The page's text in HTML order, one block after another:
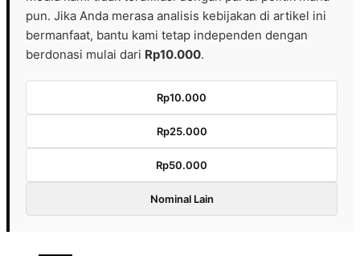
pun. Jika Anda merasa analisis kebijakan di artikel ini
bermanfaat, bantu kami tetap independen dengan
berdonasi mulai dari Rp10.000.
Rp10.000
Rp25.000
Rp50.000
Nominal Lain